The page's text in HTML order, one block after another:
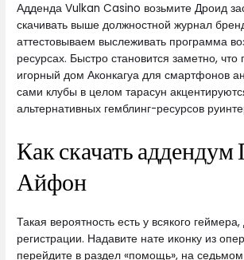
Адденда Vulkan Casino возьмите Дроид
скачивать выше должностной журнал
аттестовываем выслеживать программа
ресурсах. Быстро становится заметно,
игорный дом Аконкагуа для смартфонов
сами клубы в целом тарасун
альтернативных гемблинг-ресурсов
Как скачать аддендум
Айфон
Такая вероятность есть у всякого
регистрации. Надавите нате иконку из
перейдите в раздел «помощь», на